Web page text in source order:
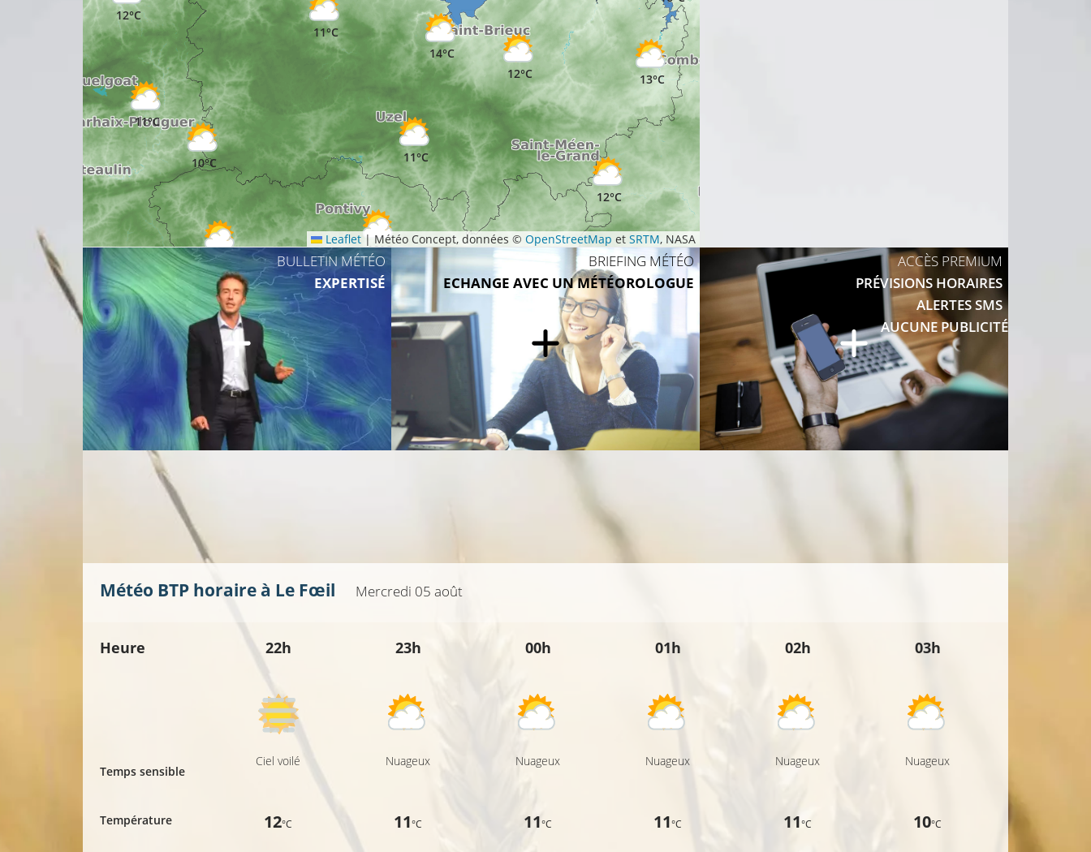
10°C
9°C
14°C
11°C
10°C
10°C
15°C
11°C
12°C
11°C
13°C
11°C
12°C
14°C
11°C
12°C
11°C
12°C
11°C
Leaflet | Météo Concept, données © OpenStreetMap et SRTM, NASA
BULLETIN MÉTÉO
EXPERTISÉ
BRIEFING MÉTÉO
ECHANGE AVEC UN MÉTÉOROLOGUE
ACCÈS PREMIUM
PRÉVISIONS HORAIRES
ALERTES SMS
AUCUNE PUBLICITÉ
Météo BTP horaire à Le Fœil Mercredi 05 août
Heure
Temps sensible
Température
22h
Ciel voilé
12°C
23h
Nuageux
11°C
00h
Nuageux
11°C
01h
Nuageux
11°C
02h
Nuageux
11°C
03h
Nuageux
10°C